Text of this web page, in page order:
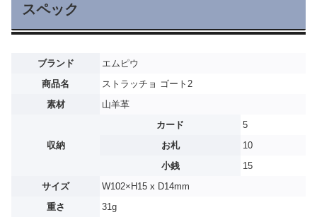
スペック
ブランド
エムピウ
商品名
ストラッチョ ゴート2
素材
山羊革
収納
カード
5
お札
10
小銭
15
サイズ
W102×H15 x D14mm
重さ
31g